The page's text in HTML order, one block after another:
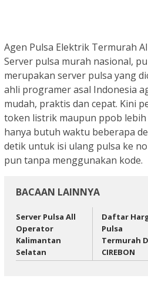
Agen Pulsa Elektrik Termurah
Server pulsa murah nasional,
merupakan server pulsa yang
ahli programer asal Indonesia
mudah, praktis dan cepat. Kini
token listrik maupun ppob
hanya butuh waktu beberapa
detik untuk isi ulang pulsa ke
pun tanpa menggunakan kode.
BACAAN LAINNYA
Server Pulsa All
Operator
Kalimantan
Selatan
Daftar
Pulsa
Termurah
CIREBON